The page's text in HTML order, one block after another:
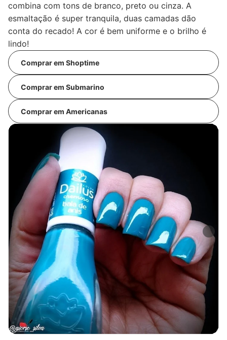
combina com tons de branco, preto ou cinza. A
esmaltação é super tranquila, duas camadas dão
conta do recado! A cor é bem uniforme e o brilho é
lindo!
Comprar em Shoptime
Comprar em Submarino
Comprar em Americanas